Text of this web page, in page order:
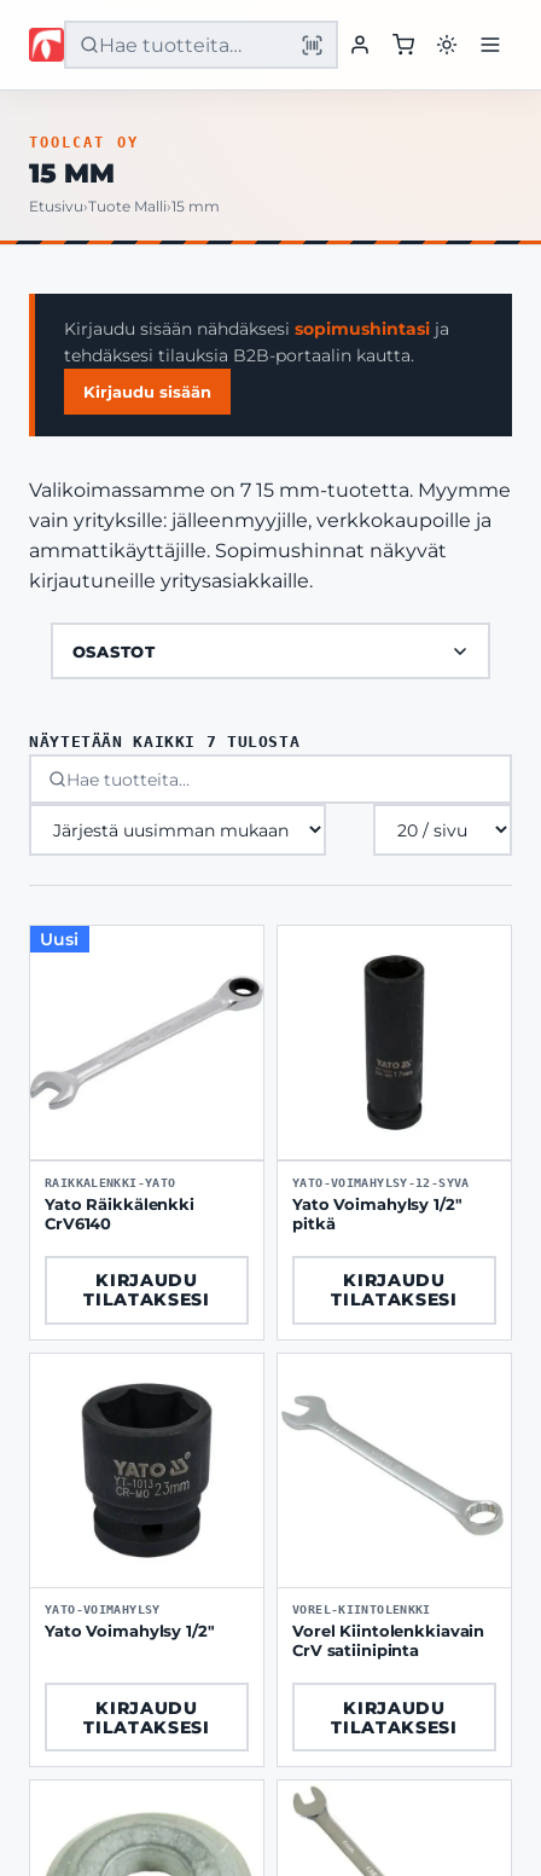
Etusivu
Yritys
Yhteystiedot
TOOLCAT OY
15 MM
Etusivu›Tuote Malli›15 mm
Kirjaudu sisään nähdäksesi sopimushintasi ja
tehdäksesi tilauksia B2B-portaalin kautta.
Kirjaudu sisään
Valikoimassamme on 7 15 mm-tuotetta. Myymme
vain yrityksille: jälleenmyyjille, verkkokaupoille ja
ammattikäyttäjille. Sopimushinnat näkyvät
kirjautuneille yritysasiakkaille.
OSASTOT
NÄYTETÄÄN KAIKKI 7 TULOSTASORTED
Tuotteita
sivulla
Uusi
RAIKKALENKKI-YATO
Yato Räikkälenkki
CrV6140
KIRJAUDU
TILATAKSESI
YATO-VOIMAHYLSY-12-SYVA
Yato Voimahylsy 1/2"
pitkä
KIRJAUDU
TILATAKSESI
YATO-VOIMAHYLSY
Yato Voimahylsy 1/2"
KIRJAUDU
TILATAKSESI
VOREL-KIINTOLENKKI
Vorel Kiintolenkkiavain
CrV satiinipinta
KIRJAUDU
TILATAKSESI